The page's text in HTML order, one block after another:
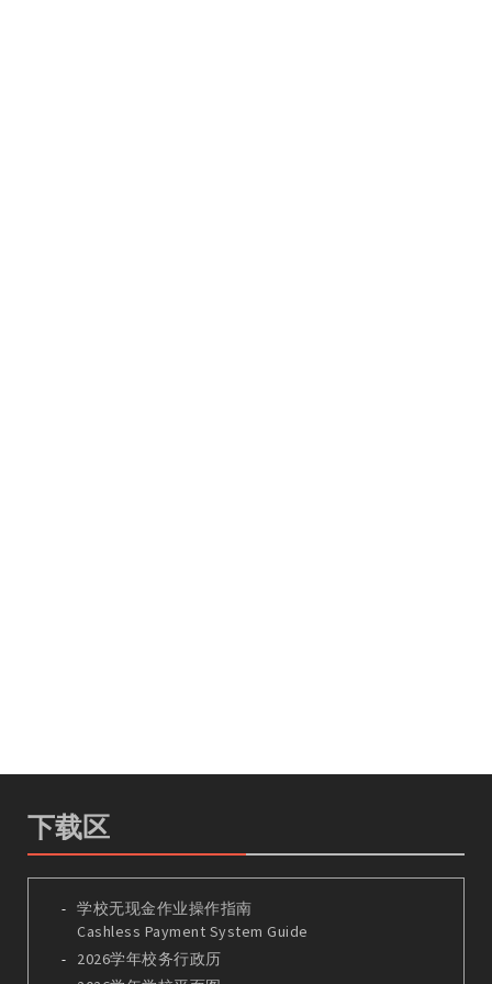
下载区
学校无现金作业操作指南
Cashless Payment System Guide
2026学年校务行政历